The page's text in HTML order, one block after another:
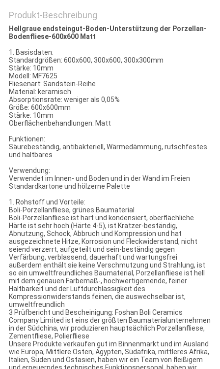
Produkt-Beschreibung
Hellgraue endsteingut-Boden-Unterstützung der Porzellan-
Bodenfliese-600x600 Matt
1. Basisdaten:
Standardgrößen: 600x600, 300x600, 300x300mm
Stärke: 10mm
Modell: MF7625
Fliesenart: Sandstein-Reihe
Material: keramisch
Absorptionsrate: weniger als 0,05%
Größe: 600x600mm
Stärke: 10mm
Oberflächenbehandlungen: Matt
Funktionen:
Säurebeständig, antibakteriell, Wärmedämmung, rutschfestes
und haltbares
Verwendung:
Verwendet im Innen- und Boden und in der Wand im Freien
Standardkartone und hölzerne Palette
1. Rohstoff und Vorteile:
Boli-Porzellanfliese, grünes Baumaterial
Boli-Porzellanfliese ist hart und kondensiert, oberflächliche
Härte ist sehr hoch (Härte 4-5), ist Kratzer-beständig,
Abnutzung, Schock, Abbruch und Kompression und hat
ausgezeichnete Hitze, Korrosion und Fleckwiderstand, nicht
seiend verzerrt, aufgeteilt und sein-beständig gegen
Verfärbung, verblassend, dauerhaft und wartungsfrei
außerdem enthält sie keine Verschmutzung und Strahlung, ist
so ein umweltfreundliches Baumaterial, Porzellanfliese ist hell
mit dem genauen Farbemaß-, hochwertigemende, feiner
Haltbarkeit und der Luftdurchlässigkeit des
Kompressionwiderstands feinen, die auswechselbar ist,
umweltfreundlich
3 Prüfbericht und Bescheinigung: Foshan Boli Ceramics
Company Limited ist eins der größten Baumaterialunternehmen
in der Südchina, wir produzieren hauptsächlich Porzellanfliese,
Zementfliese, Polierfliese
Unsere Produkte verkaufen gut im Binnenmarkt und im Ausland
wie Europa, Mittlere Osten, Ägypten, Südafrika, mittleres Afrika,
Italien, Süden und Ostasien, haben wir ein Team von fleißigem